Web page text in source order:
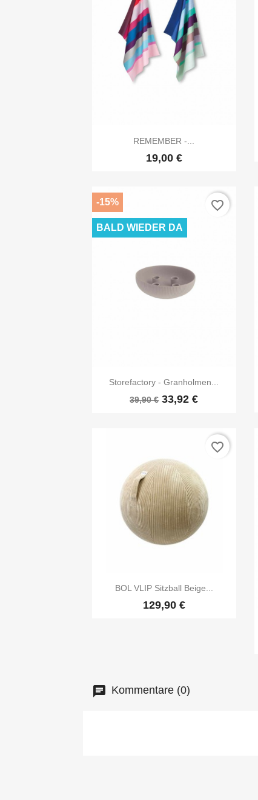
Vorschau
REMEMBER -...
19,00 €
Vorschau
Storefactory - Granholmen...
39,90 € 33,92 €
-15%
BALD WIEDER DA
favorite_border
Vorschau
BOL VLIP Sitzball Beige...
129,90 €
favorite_border
Kommentare (0)